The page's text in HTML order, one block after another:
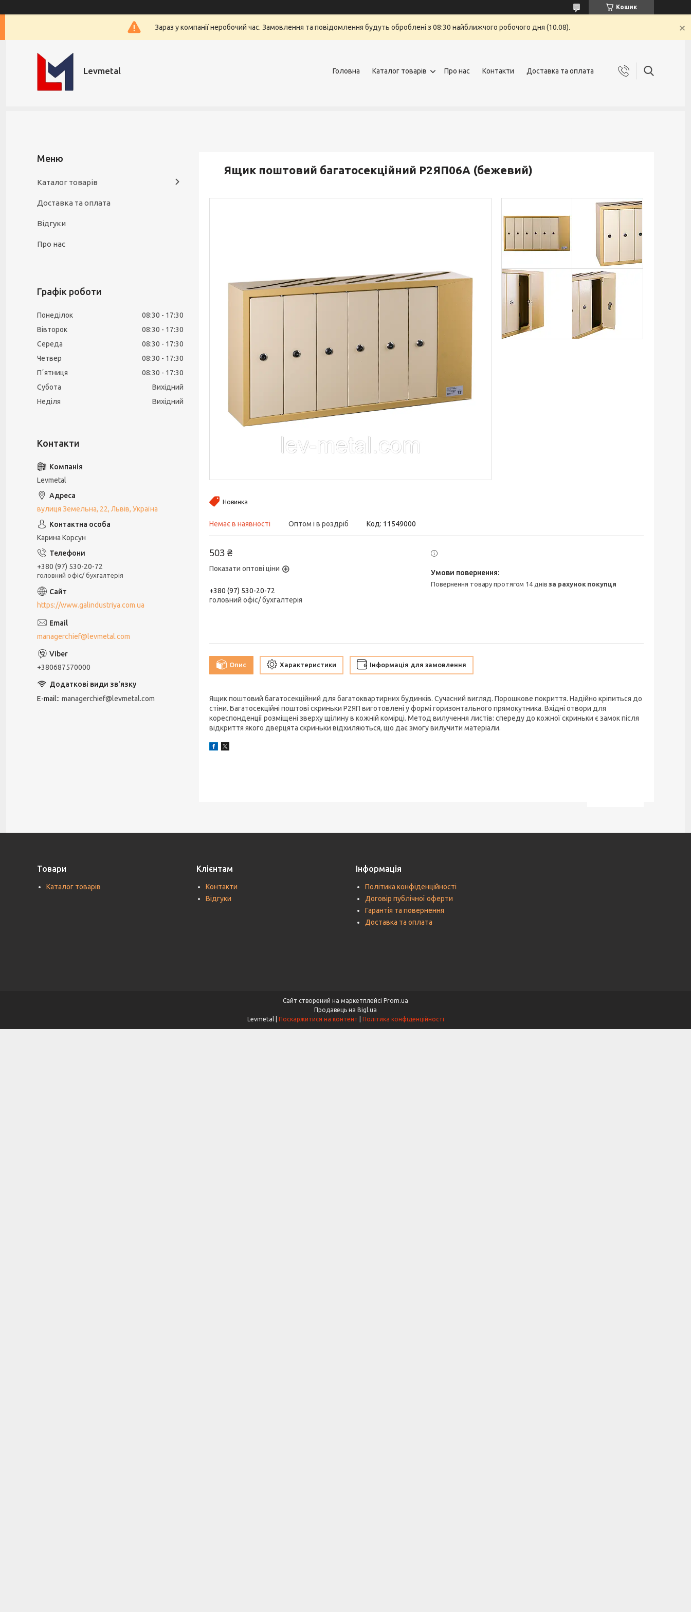
Кошик
Зараз у компанії неробочий час. Замовлення та повідомлення будуть оброблені з 08:30 найближчого робочого дня (10.08).
Levmetal Головна Каталог товарів Про нас Контакти Доставка та оплата
Ящик поштовий багатосекційний Р2ЯП06А (бежевий)
Новинка
Немає в наявності Оптом і в роздріб Код: 11549000
503 ₴
Показати оптові ціни
+380 (97) 530-20-72
головний офіс/ бухгалтерія
повернення товару протягом 14 днівза рахунок покупця
Опис Характеристики Інформація для замовлення
Ящик поштовий багатосекційний для багатоквартирних будинків. Сучасний вигляд. Порошкове покриття. Надійно кріпиться до
стіни. Багатосекційні поштові скриньки Р2ЯП виготовлені у формі горизонтального прямокутника. Вхідні отвори для
кореспонденції розміщені зверху щілину в кожній комірці. Метод вилучення листів: спереду до кожної скриньки є замок після
відкриття якого дверцята скриньки відхиляються, що дає змогу вилучити матеріали.
Каталог товарів
Доставка та оплата
Відгуки
Про нас
Графік роботи
Понеділок 08:30
17:30
Вівторок
08:30
17:30
Середа
08:30
17:30
Четвер
08:30
17:30
Пʼятниця
08:30
17:30
Субота
Вихідний
Неділя
Вихідний
Levmetal
вулиця Земельна, 22, Львів, Україна
Карина Корсун
+380 (97) 530-20-72
головний офіс/ бухгалтерія
https://www.galindustriya.com.ua
managerchief@levmetal.com
+380687570000
E-mail: managerchief@levmetal.com
Товари
Каталог товарів
Клієнтам
Контакти
Відгуки
Інформація
Політика конфіденційності
Договір публічної оферти
Гарантія та повернення
Доставка та оплата
Сайт створений на маркетплейсі Prom.ua
Продавець на Bigl.ua
Поскаржитися на контент Політика конфіденційності